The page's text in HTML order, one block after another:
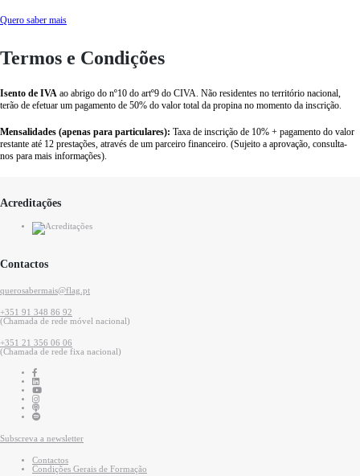
Quero saber mais
Termos e Condições
Isento de IVA ao abrigo do nº10 do artº9 do CIVA. Não residentes no território nacional,
terão de efetuar um pagamento de 50% do valor total da propina no momento da inscrição.
Mensalidades (apenas para particulares): Taxa de inscrição de 10% + pagamento do valor
restante até 12 prestações, através de um parceiro financeiro. (Sujeito a aprovação, consulta-
nos para mais informações).
Acreditações
Contactos
querosabermais@flag.pt
+351 91 348 86 92
(Chamada de rede móvel nacional)
+351 21 356 06 06
(Chamada de rede fixa nacional)
Subscreva a newsletter
Contactos
Condições Gerais de Formação